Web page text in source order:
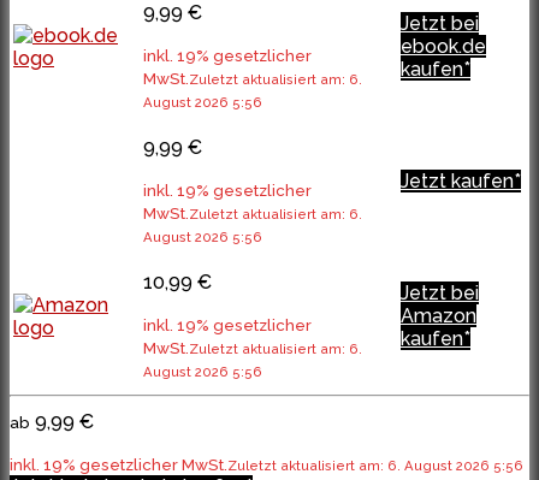
9,99 €
inkl. 19% gesetzlicher
MwSt.Zuletzt aktualisiert am: 6.
August 2026 5:56
Jetzt bei
ebook.de
kaufen*
9,99 €
inkl. 19% gesetzlicher
MwSt.Zuletzt aktualisiert am: 6.
August 2026 5:56
Jetzt kaufen*
10,99 €
inkl. 19% gesetzlicher
MwSt.Zuletzt aktualisiert am: 6.
August 2026 5:56
Jetzt bei
Amazon
kaufen*
ab 9,99 €
inkl. 19% gesetzlicher MwSt.Zuletzt aktualisiert am: 6. August 2026 5:56